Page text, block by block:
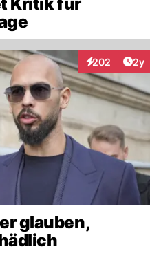
202
Interaktionen
2y
glauben,